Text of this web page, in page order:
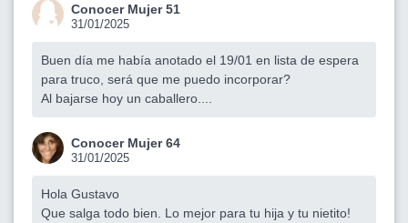
Conocer Mujer 51
31/01/2025
Buen día me había anotado el 19/01 en lista de espera
para truco, será que me puedo incorporar?
Al bajarse hoy un caballero....
Conocer Mujer 64
31/01/2025
Hola Gustavo
Que salga todo bien. Lo mejor para tu hija y tu nietito!